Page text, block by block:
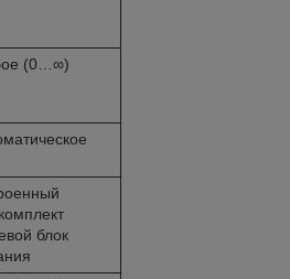
(0…∞)
блок